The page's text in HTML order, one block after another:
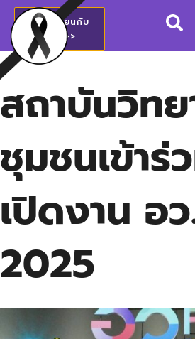
สมัครเรียนกับ
วชช.>>
สถาบันวิท
ชุมชนเข้าร่
เปิดงาน อ
2025